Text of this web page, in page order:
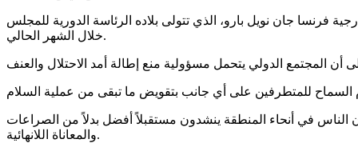
فرنسا جان نويل بارو، الذي تتولى بلاده الرئاسة الدورية للمجلس
خلال الشهر الحالي.
في أنحاء المنطقة ينشدون مستقبلاً أفضل بدلاً من الصراعات
والمعاناة اللانهائية.